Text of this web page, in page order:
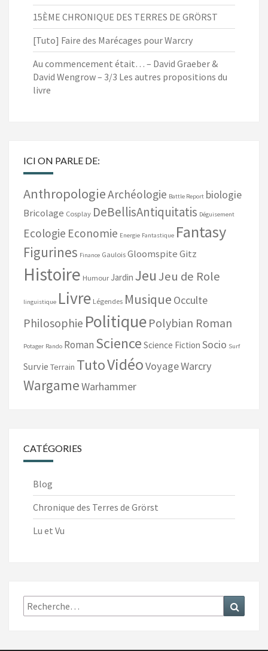
15ÈME CHRONIQUE DES TERRES DE GRÖRST
[Tuto] Faire des Marécages pour Warcry
Au commencement était… – David Graeber &
David Wengrow – 3/3 Les autres propositions du
livre
ICI ON PARLE DE:
AnthropologieArchéologie Battle Report biologie
Bricolage Cosplay DeBellisAntiquitatis Déguisement
Ecologie Economie Energie Fantastique Fantasy
Figurines Finance Gaulois Gloomspite Gitz
Histoire Humour Jardin JeuJeu de Role
linguistique Livre Légendes Musique Occulte
Philosophie Politique Polybian Roman
Potager Rando Roman Science Science Fiction Socio Surf
Survie Terrain TutoVidéoVoyageWarcry
WargameWarhammer
CATÉGORIES
Blog
Chronique des Terres de Grörst
Lu et Vu
Recherche
: